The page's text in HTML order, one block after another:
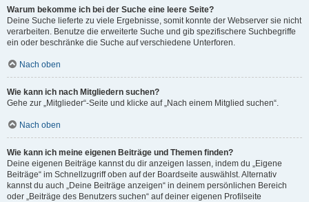
Warum bekomme ich bei der Suche eine leere Seite?
Deine Suche lieferte zu viele Ergebnisse, somit konnte der Webserver sie nicht
verarbeiten. Benutze die erweiterte Suche und gib spezifischere Suchbegriffe
ein oder beschränke die Suche auf verschiedene Unterforen.
Nach oben
Wie kann ich nach Mitgliedern suchen?
Gehe zur „Mitglieder“-Seite und klicke auf „Nach einem Mitglied suchen“.
Nach oben
Wie kann ich meine eigenen Beiträge und Themen finden?
Deine eigenen Beiträge kannst du dir anzeigen lassen, indem du „Eigene
Beiträge“ im Schnellzugriff oben auf der Boardseite auswählst. Alternativ
kannst du auch „Deine Beiträge anzeigen“ in deinem persönlichen Bereich
oder „Beiträge des Benutzers suchen“ auf deiner eigenen Profilseite